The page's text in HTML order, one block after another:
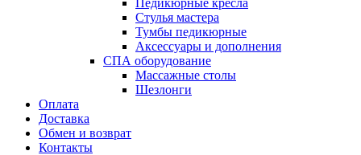
Педикюрные кресла
Стулья мастера
Тумбы педикюрные
Аксессуары и дополнения
СПА оборудование
Массажные столы
Шезлонги
Оплата
Доставка
Обмен и возврат
Контакты